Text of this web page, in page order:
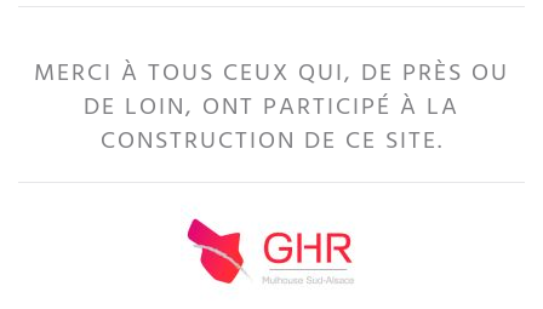
MERCI À TOUS CEUX QUI, DE PRÈS OU
DE LOIN, ONT PARTICIPÉ À LA
CONSTRUCTION DE CE SITE.